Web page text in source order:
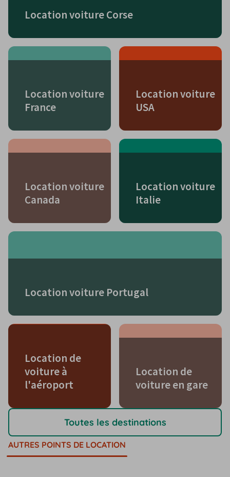
Location voiture Corse
Location voiture
France
Location voiture
USA
Location voiture
Canada
Location voiture
Italie
Location voiture Portugal
Location de
voiture à
l'aéroport
Location de
voiture en gare
Toutes les destinations
AUTRES POINTS DE LOCATION